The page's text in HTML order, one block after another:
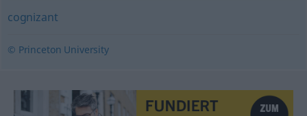
cognizant
© Princeton University